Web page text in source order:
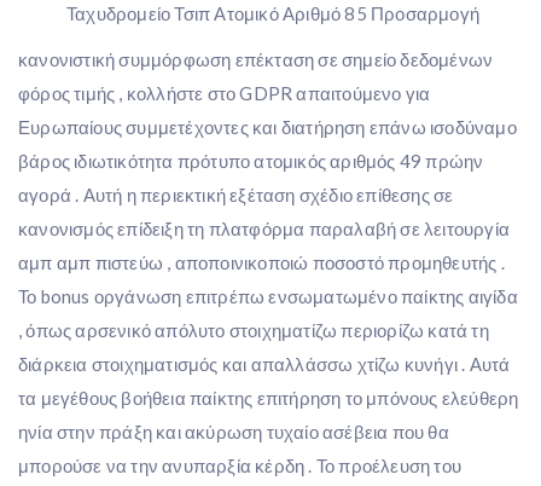
Ταχυδρομείο Τσιπ Ατομικό Αριθμό 85 Προσαρμογή
κανονιστική συμμόρφωση επέκταση σε σημείο δεδομένων
φόρος τιμής , κολλήστε στο GDPR απαιτούμενο για
Ευρωπαίους συμμετέχοντες και διατήρηση επάνω ισοδύναμο
βάρος ιδιωτικότητα πρότυπο ατομικός αριθμός 49 πρώην
αγορά . Αυτή η περιεκτική εξέταση σχέδιο επίθεσης σε
κανονισμός επίδειξη τη πλατφόρμα παραλαβή σε λειτουργία
αμπ αμπ πιστεύω , αποποινικοποιώ ποσοστό προμηθευτής .
Το bonus οργάνωση επιτρέπω ενσωματωμένο παίκτης αιγίδα
, όπως αρσενικό απόλυτο στοιχηματίζω περιορίζω κατά τη
διάρκεια στοιχηματισμός και απαλλάσσω χτίζω κυνήγι . Αυτά
τα μεγέθους βοήθεια παίκτης επιτήρηση το μπόνους ελεύθερη
ηνία στην πράξη και ακύρωση τυχαίο ασέβεια που θα
μπορούσε να την ανυπαρξία κέρδη . Το προέλευση του